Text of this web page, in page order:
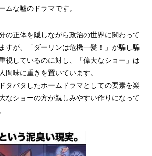
ムな嘘のドラマです。
の正体を隠しながら政治の世界に関わって
すが、「ダーリンは危機一髪！」が騙し騙
視しているのに対し、「偉大なショー」は
間味に重きを置いています。
タバタしたホームドラマとしての要素を楽
なショーの方が親しみやすい作りになって